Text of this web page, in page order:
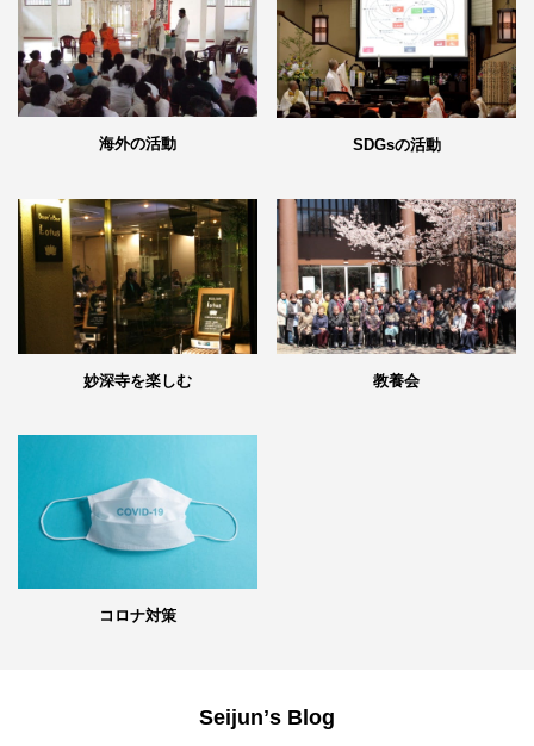
海外の活動 SDGsの活動
妙深寺を楽しむ 教養会
コロナ対策
Seijunʼs Blog